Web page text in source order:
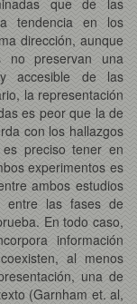
tendencia en los
dirección, aunque
no preservan una
y accesible de las
la representación
es peor que la de
con los hallazgos
preciso tener en
experimentos es
ambos estudios
entre las fases de
En todo caso,
información
al menos
una de
(Garnham et. al,